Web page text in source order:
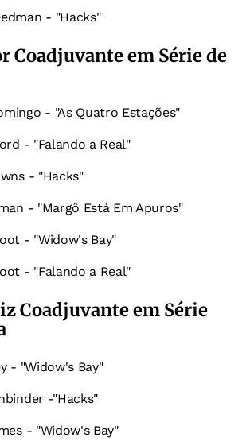
- "Hacks"
Coadjuvante em Série de
- "As Quatro Estações"
- "Falando a Real"
- "Hacks"
- "Margô Está Em Apuros"
- "Widow's Bay"
- "Falando a Real"
Coadjuvante em Série
- "Widow's Bay"
-"Hacks"
- "Widow's Bay"